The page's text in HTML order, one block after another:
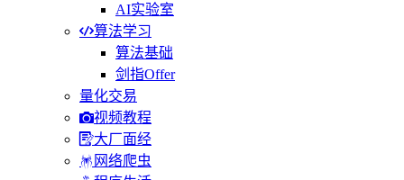
AI实验室
算法学习
算法基础
剑指Offer
量化交易
视频教程
大厂面经
网络爬虫